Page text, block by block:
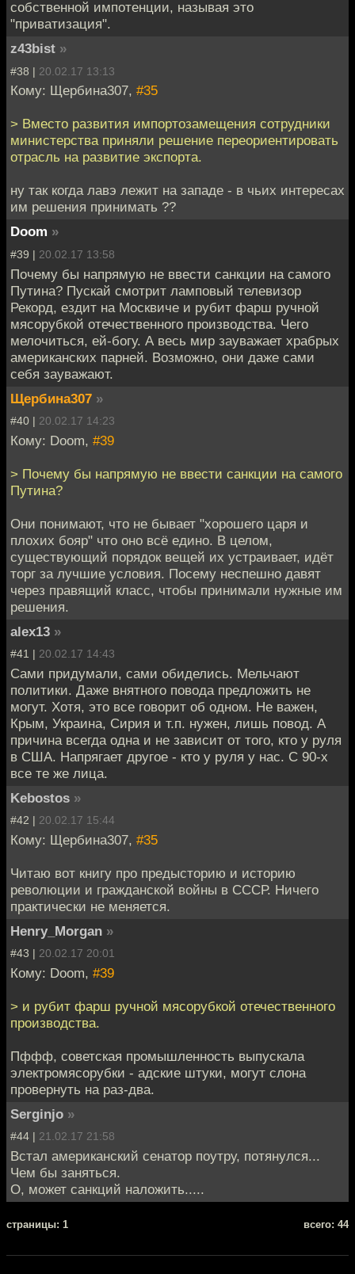
собственной импотенции, называя это
"приватизация".
z43bist »
#38 | 20.02.17 13:13
Кому: Щербина307, #35
> Вместо развития импортозамещения сотрудники
министерства приняли решение переориентировать
отрасль на развитие экспорта.
ну так когда лавэ лежит на западе - в чьих интересах
им решения принимать ??
Doom »
#39 | 20.02.17 13:58
Почему бы напрямую не ввести санкции на самого
Путина? Пускай смотрит ламповый телевизор
Рекорд, ездит на Москвиче и рубит фарш ручной
мясорубкой отечественного производства. Чего
мелочиться, ей-богу. А весь мир зауважает храбрых
американских парней. Возможно, они даже сами
себя зауважают.
Щербина307 »
#40 | 20.02.17 14:23
Кому: Doom, #39
> Почему бы напрямую не ввести санкции на самого
Путина?
Они понимают, что не бывает "хорошего царя и
плохих бояр" что оно всё едино. В целом,
существующий порядок вещей их устраивает, идёт
торг за лучшие условия. Посему неспешно давят
через правящий класс, чтобы принимали нужные им
решения.
alex13 »
#41 | 20.02.17 14:43
Сами придумали, сами обиделись. Мельчают
политики. Даже внятного повода предложить не
могут. Хотя, это все говорит об одном. Не важен,
Крым, Украина, Сирия и т.п. нужен, лишь повод. А
причина всегда одна и не зависит от того, кто у руля
в США. Напрягает другое - кто у руля у нас. С 90-х
все те же лица.
Kebostos »
#42 | 20.02.17 15:44
Кому: Щербина307, #35
Читаю вот книгу про предысторию и историю
революции и гражданской войны в СССР. Ничего
практически не меняется.
Henry_Morgan »
#43 | 20.02.17 20:01
Кому: Doom, #39
> и рубит фарш ручной мясорубкой отечественного
производства.
Пффф, советская промышленность выпускала
электромясорубки - адские штуки, могут слона
провернуть на раз-два.
Serginjo »
#44 | 21.02.17 21:58
Встал американский сенатор поутру, потянулся...
Чем бы заняться.
О, может санкций наложить.....
cтраницы: 1 всего: 44